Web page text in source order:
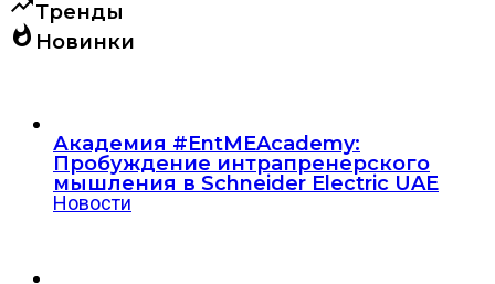
trending_upТренды
whatshot Новинки
Академия #EntMEAcademy:
Пробуждение интрапренерского
мышления в Schneider Electric UAE
Новости